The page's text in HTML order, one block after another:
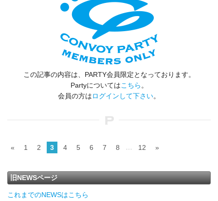
この記事の内容は、PARTY会員限定となっております。
Partyについてはこちら 。
会員の方はログインして下さい。
« 1 2 3 4 5 6 7 8 12 »
旧NEWSページ
これまでのNEWSはこちら